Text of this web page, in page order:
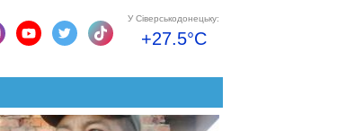
У Сіверськодонецьку:
+27.5°C